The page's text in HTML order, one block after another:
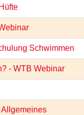
Schwimmen
- WTB Webinar
Allgemeines